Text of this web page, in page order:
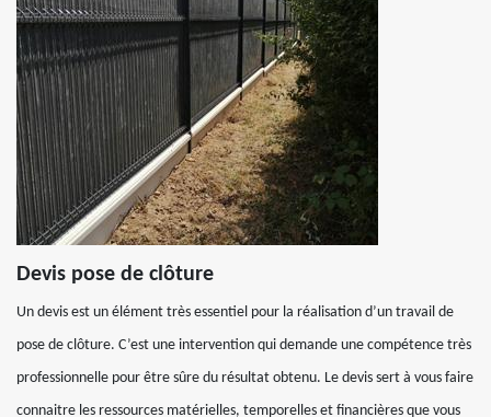
Devis pose de clôture
Un devis est un élément très essentiel pour la réalisation d’un travail de
pose de clôture. C’est une intervention qui demande une compétence très
professionnelle pour être sûre du résultat obtenu. Le devis sert à vous faire
connaitre les ressources matérielles, temporelles et financières que vous